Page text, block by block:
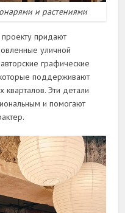
и растениями
придают
уличной
графические
поддерживают
кварталов. Эти детали
и помогают